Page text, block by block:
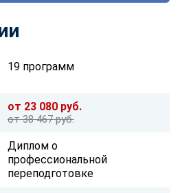
19 программ
от 23 080 руб.
от 38 467 руб.
Диплом о
профессиональной
переподготовке